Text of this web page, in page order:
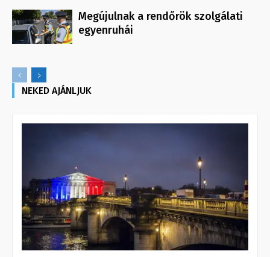
Megújulnak a rendőrök szolgálati
egyenruhái
NEKED AJÁNLJUK